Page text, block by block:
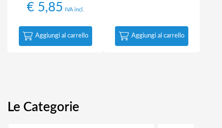
€ 5,85 IVA incl.
Aggiungi al carrello Aggiungi al carrello
Le Categorie